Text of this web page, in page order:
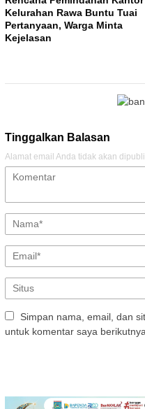
Kelurahan Rawa Buntu Tuai
Pertanyaan, Warga Minta
Kejelasan
Tinggalkan Balasan
Alamat email Anda tidak akan
Simpan nama, email, dan
untuk komentar saya berikutnya.